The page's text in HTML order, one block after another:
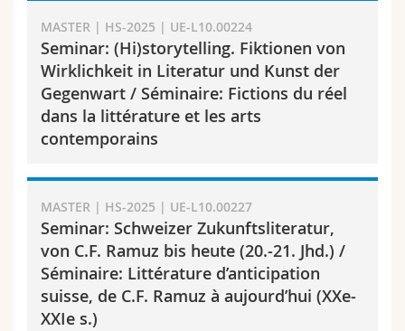
MASTER | HS-2025 | UE-L10.00224
Seminar: (Hi)storytelling. Fiktionen von
Wirklichkeit in Literatur und Kunst der
Gegenwart / Séminaire: Fictions du réel
dans la littérature et les arts
contemporains
MASTER | HS-2025 | UE-L10.00227
Seminar: Schweizer Zukunftsliteratur,
von C.F. Ramuz bis heute (20.-21. Jhd.) /
Séminaire: Littérature d’anticipation
suisse, de C.F. Ramuz à aujourd’hui (XXe-
XXIe s.)